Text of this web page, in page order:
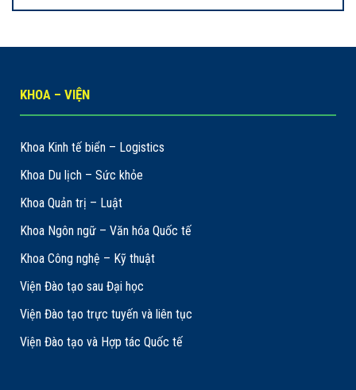
KHOA – VIỆN
Khoa Kinh tế biển – Logistics
Khoa Du lịch – Sức khỏe
Khoa Quản trị – Luật
Khoa Ngôn ngữ – Văn hóa Quốc tế
Khoa Công nghệ – Kỹ thuật
Viện Đào tạo sau Đại học
Viện Đào tạo trực tuyến và liên tục
Viện Đào tạo và Hợp tác Quốc tế